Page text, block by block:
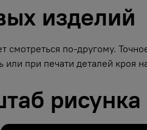
изделий
по-другому.
при печати деталей кроя
рисунка